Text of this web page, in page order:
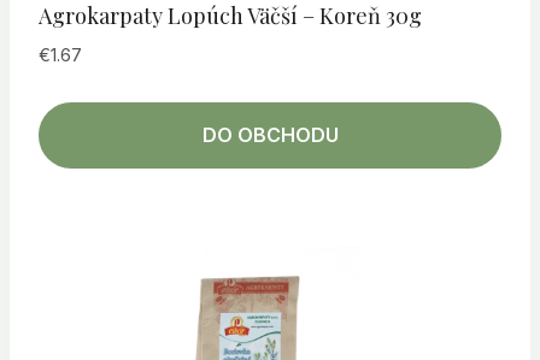
Agrokarpaty Lopúch Väčší – Koreň 30g
€1.67
DO OBCHODU